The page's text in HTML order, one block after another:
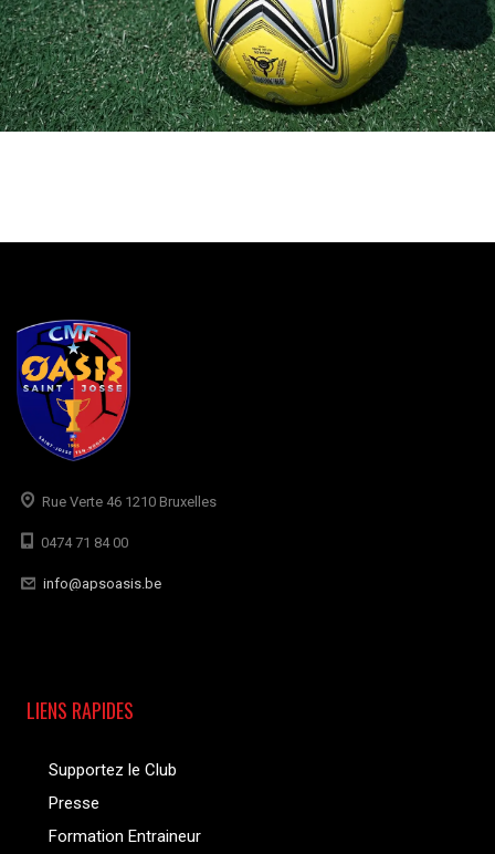
Rue Verte 46 1210 Bruxelles
0474 71 84 00
info@apsoasis.be
LIENS RAPIDES
Supportez le Club
Presse
Formation Entraineur